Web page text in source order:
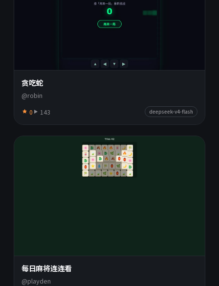
贪吃蛇
@robin
0 143 deepseek-v4-flash
每日麻将连连看
@playden